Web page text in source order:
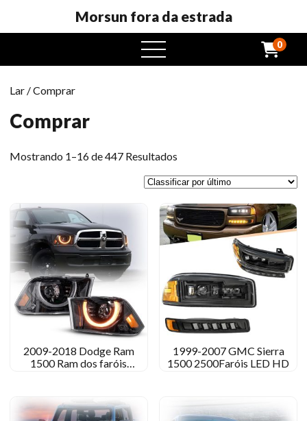
Morsun fora da estrada
Abrir
menu
0
Lar / Comprar
Comprar
Mostrando 1–16 de 447 Resultados
mais
recente
2009-2018 Dodge Ram
1500 Ram dos faróis
1999-2007 GMC Sierra
1500 2500Faróis LED HD